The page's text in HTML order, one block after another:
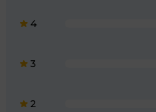
4
3
2